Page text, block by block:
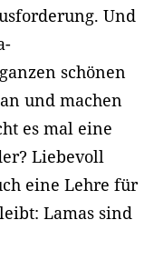
Und
schönen
und machen
es mal eine
Liebevoll
eine Lehre für
Lamas sind